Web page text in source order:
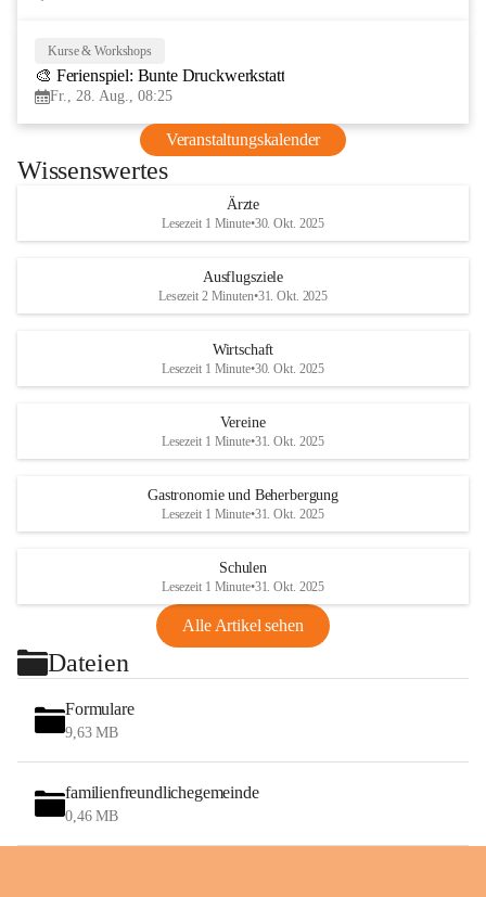
Kurse & Workshops
🎨 Ferienspiel: Bunte Druckwerkstatt
Fr., 28. Aug., 08:25
Veranstaltungskalender
Wissenswertes
Ärzte
Lesezeit 1 Minute•30. Okt. 2025
Ausflugsziele
Lesezeit 2 Minuten•31. Okt. 2025
Wirtschaft
Lesezeit 1 Minute•30. Okt. 2025
Vereine
Lesezeit 1 Minute•31. Okt. 2025
Gastronomie und Beherbergung
Lesezeit 1 Minute•31. Okt. 2025
Schulen
Lesezeit 1 Minute•31. Okt. 2025
Alle Artikel sehen
Dateien
Formulare
9,63 MB
familienfreundlichegemeinde
0,46 MB